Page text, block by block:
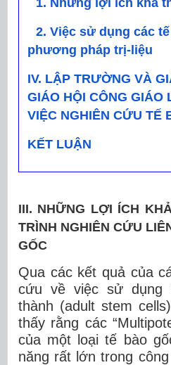
1. Những lợi ích khả
2. Việc sử dụng các
phương pháp trị-liệu
IV. LẬP TRƯỜNG VÀ
GIÁO HỘI CÔNG GIÁO
VIỆC NGHIÊN CỨU TẾ
KẾT LUẬN
III. NHỮNG LỢI ÍCH
TRÌNH NGHIÊN CỨU
GỐC
Qua các kết quả của
cứu về việc sử dụng
thành (adult stem
thấy rằng các
của một loại tế bào
năng rất lớn trong